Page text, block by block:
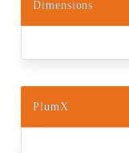
Dimensions
PlumX